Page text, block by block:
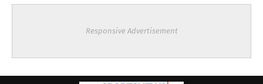
Responsive Advertisement